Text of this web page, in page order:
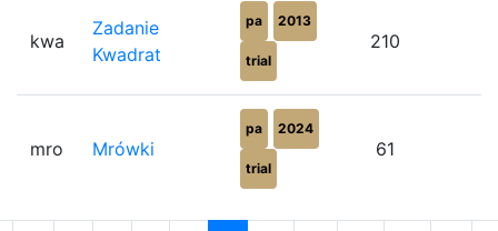
kwa
Zadanie
Kwadrat
pa 2013
trial
210
mro Mrówki
pa 2024
trial
61